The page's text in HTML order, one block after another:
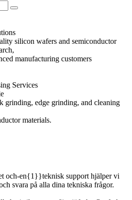
silicon wafers and semiconductor
manufacturing customers
Services
grinding, edge grinding, and cleaning
materials.
och-en{1}}teknisk support hjälper vi
svara på alla dina tekniska frågor.